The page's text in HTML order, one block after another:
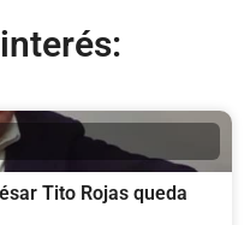
Tito Rojas queda